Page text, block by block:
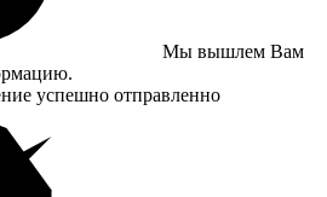
Мы вышлем Вам
успешно отправленно